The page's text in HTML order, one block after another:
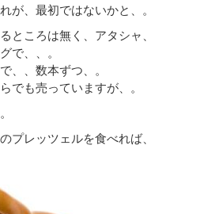
が、最初ではないかと、。
ところは無く、アタシャ、
で、、。
、、数本ずつ、。
でも売っていますが、。
プレッツェルを食べれば、